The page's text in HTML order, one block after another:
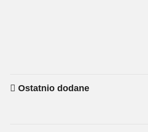
Ostatnio dodane